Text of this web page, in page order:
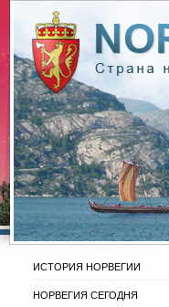
ИСТОРИЯ НОРВЕГИИ
НОРВЕГИЯ СЕГОДНЯ